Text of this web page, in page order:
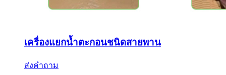
เครื่องแยกน้ำตะกอนชนิดสายพาน
ส่งคำถาม